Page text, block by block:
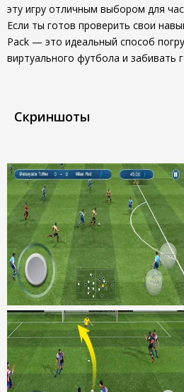
эту игру отличным выбором для
Если ты готов проверить свои
Pack — это идеальный способ
виртуального футбола и забивать
Скриншоты